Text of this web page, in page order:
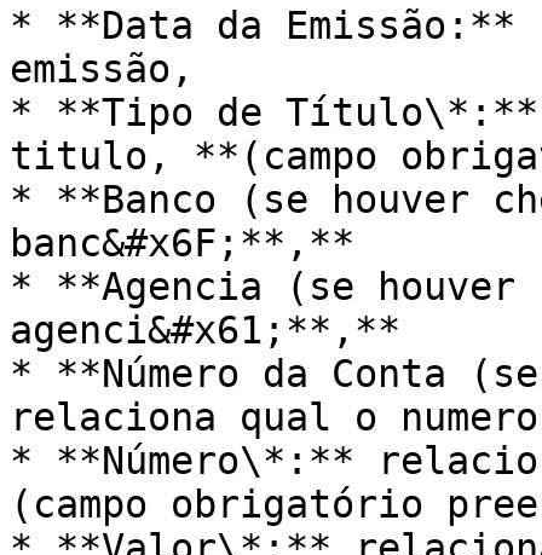
* **Data da
emissão,
* **Tipo de
titulo, **(campo
* **Banco (se houver
banc&#x6F;**,**
* **Agencia (se
agenci&#x61;**,**
* **Número da Conta
relaciona qual o
* **Número\*:**
(campo obrigatório